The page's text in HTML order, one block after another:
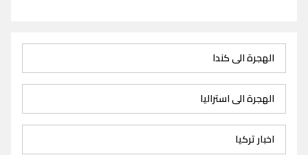
الهجرة الى كندا
الهجرة الى استراليا
اخبار تركيا